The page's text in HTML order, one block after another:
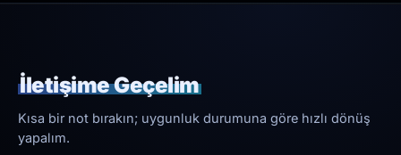
İletişime Geçelim
Kısa bir not bırakın; uygunluk durumuna göre hızlı dönüş
yapalım.